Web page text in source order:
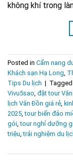
không khí trong
Posted in Cẩm nang
Khách sạn Hạ Long
Tips Du lịch | Tagged
Vivu5sao đặt tour
lịch Vân Đồn giá rẻ
2025 ,tour biển đảo
gói ,tour nghỉ dưỡng
triệu ,trải nghiệm du